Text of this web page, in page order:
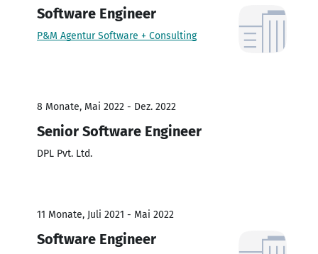
Software Engineer
P&M Agentur Software + Consulting
8 Monate, Mai 2022 - Dez. 2022
Senior Software Engineer
DPL Pvt. Ltd.
11 Monate, Juli 2021 - Mai 2022
Software Engineer